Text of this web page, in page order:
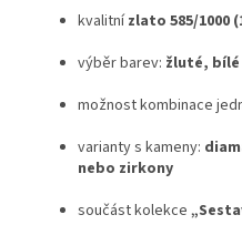
kvalitnízlato 585/1000
výběr barev: žluté,
možnost kombinace
varianty s kameny:
nebo zirkony
součást kolekce